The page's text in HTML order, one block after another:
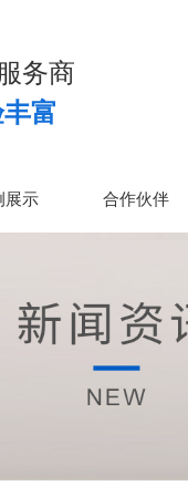
务商
富
展示 合作伙伴